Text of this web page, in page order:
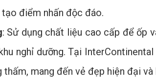
tạo điểm nhấn độc đáo.
: Sử dụng chất liệu cao cấp để ốp
nghỉ dưỡng. Tại
thấm, mang đến vẻ đẹp hiện đại và